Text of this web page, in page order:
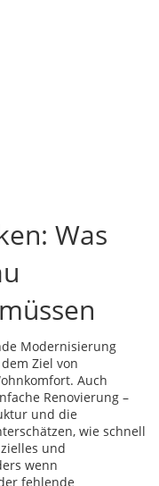
Was
Modernisierung
Ziel von
. Auch
Renovierung –
und die
wie schnell
und
wenn
fehlende